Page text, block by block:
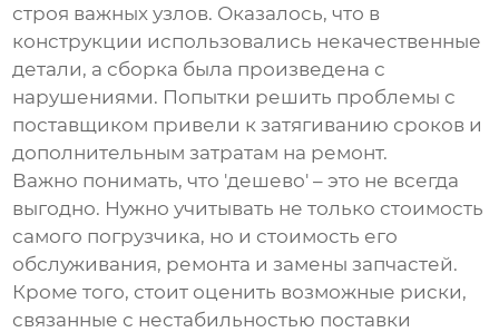
строя важных узлов. Оказалось, что в
конструкции использовались некачественные
детали, а сборка была произведена с
нарушениями. Попытки решить проблемы с
поставщиком привели к затягиванию сроков и
дополнительным затратам на ремонт.
Важно понимать, что 'дешево' – это не всегда
выгодно. Нужно учитывать не только стоимость
самого погрузчика, но и стоимость его
обслуживания, ремонта и замены запчастей.
Кроме того, стоит оценить возможные риски,
связанные с нестабильностью поставки